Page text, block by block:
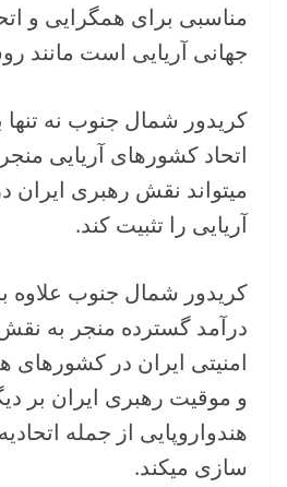
مناسبی برای همگرایی و
جهانی آریایی است مانند
کریدور شمال جنوب نه تنها
اتحاد کشورهای آریایی
میتواند نقش رهبری
آریایی را تثبیت کند.
کریدور شمال جنوب علاوه
درآمد گسترده منجر به
امنیتی ایران در کشورهای
و موقیت رهبری ایران بر
هندواروپایی از جمله
سازی میکند.